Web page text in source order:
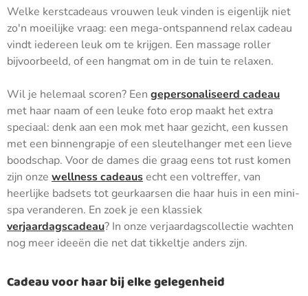
Welke kerstcadeaus vrouwen leuk vinden is eigenlijk niet
zo'n moeilijke vraag: een mega-ontspannend relax cadeau
vindt iedereen leuk om te krijgen. Een massage roller
bijvoorbeeld, of een hangmat om in de tuin te relaxen.
Wil je helemaal scoren? Een gepersonaliseerd cadeau
met haar naam of een leuke foto erop maakt het extra
speciaal: denk aan een mok met haar gezicht, een kussen
met een binnengrapje of een sleutelhanger met een lieve
boodschap. Voor de dames die graag eens tot rust komen
zijn onze wellness cadeausecht een voltreffer, van
heerlijke badsets tot geurkaarsen die haar huis in een mini-
spa veranderen. En zoek je een klassiek
verjaardagscadeau? In onze verjaardagscollectie wachten
nog meer ideeën die net dat tikkeltje anders zijn.
Cadeau voor haar bij elke gelegenheid